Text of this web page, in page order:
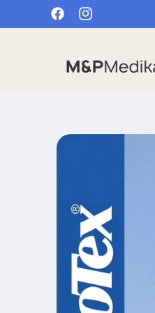
direttamente
ai contenuti
FacebookInstagram
Passa alle